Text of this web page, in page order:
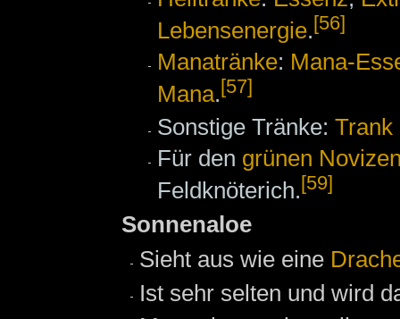
Lebensenergie.[56]
Manatränke: Mana-
Mana.[57]
Sonstige Tränke:Trank
Für den grünen
Feldknöterich.[59]
Sonnenaloe
Sieht aus wie eine
Ist sehr selten und wird